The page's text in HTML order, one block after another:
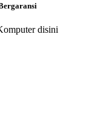
disini